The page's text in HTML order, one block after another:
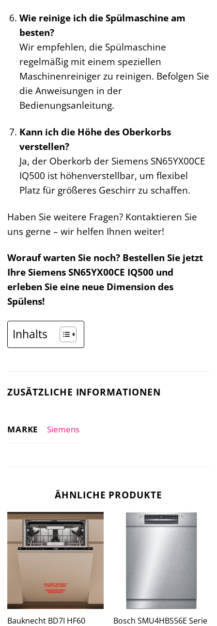
Wie reinige ich die Spülmaschine am
besten?
Wir empfehlen, die Spülmaschine
regelmäßig mit einem speziellen
Maschinenreiniger zu reinigen. Befolgen Sie
die Anweisungen in der
Bedienungsanleitung.
Kann ich die Höhe des Oberkorbs
verstellen?
Ja, der Oberkorb der Siemens SN65YX00CE
IQ500 ist höhenverstellbar, um flexibel
Platz für größeres Geschirr zu schaffen.
Haben Sie weitere Fragen? Kontaktieren Sie
uns gerne – wir helfen Ihnen weiter!
Worauf warten Sie noch? Bestellen Sie jetzt
Ihre Siemens SN65YX00CE IQ500 und
erleben Sie eine neue Dimension des
Spülens!
Inhalts
ZUSÄTZLICHE INFORMATIONEN
MARKE Siemens
ÄHNLICHE PRODUKTE
Bauknecht BD7I HF60
Bosch SMU4HBS56E Serie